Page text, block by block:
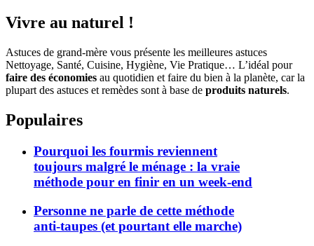
Vivre au naturel !
Astuces de grand-mère vous présente les meilleures astuces
Nettoyage, Santé, Cuisine, Hygiène, Vie Pratique… L’idéal pour
faire des économies au quotidien et faire du bien à la planète, car la
plupart des astuces et remèdes sont à base de produits naturels.
Populaires
Pourquoi les fourmis reviennent
toujours malgré le ménage : la vraie
méthode pour en finir en un week-end
Personne ne parle de cette méthode
anti-taupes (et pourtant elle marche)